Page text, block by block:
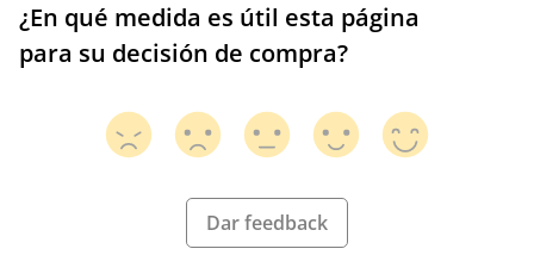
¿En qué medida es útil esta página
para su decisión de compra?
Dar feedback